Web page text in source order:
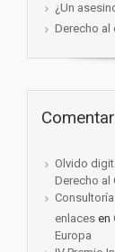
¿Un
Derecho al
Olvido
Derecho al
enlaces en
Europa